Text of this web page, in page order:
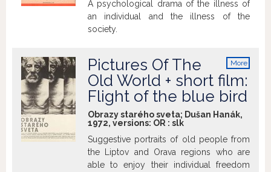
Chramostová plays Karel’s wife, in one of
her final on-screen roles – she was later
film’s mix of black comedy and its vivid
evocation of German expressionism
makes The Cremator one of the most
important films of the Czechoslovak New
Wave. Cinematographer Stanislav Milota
– who closely collaborated with the 40-
year-old Herz in staging the film – also
makes a great contribution to the motion
picture's aesthetic; the elegant black and
mend his relationship with his father and
he learns to see life in a different way.
A psychological drama of the illness of
an individual and the illness of the
society.
More
Pictures Of The
Old World + short film:
Flight of the blue bird
Obrazy starého sveta; Dušan Hanák,
1972, versions: OR : slk
Suggestive portraits of old people from
the Liptov and Orava regions who are
able to enjoy their individual freedom